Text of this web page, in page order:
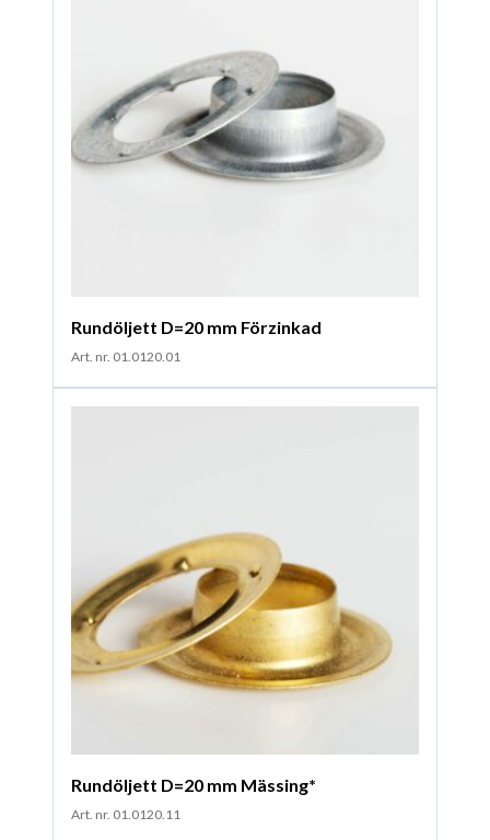
Rundöljett D=20 mm Förzinkad
Art. nr. 01.0120.01
Rundöljett D=20 mm Mässing*
Art. nr. 01.0120.11